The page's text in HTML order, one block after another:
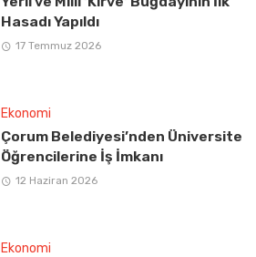
Hasadı Yapıldı
17 Temmuz 2026
Ekonomi
Çorum Belediyesi’nden Üniversite
Öğrencilerine İş İmkanı
12 Haziran 2026
Ekonomi